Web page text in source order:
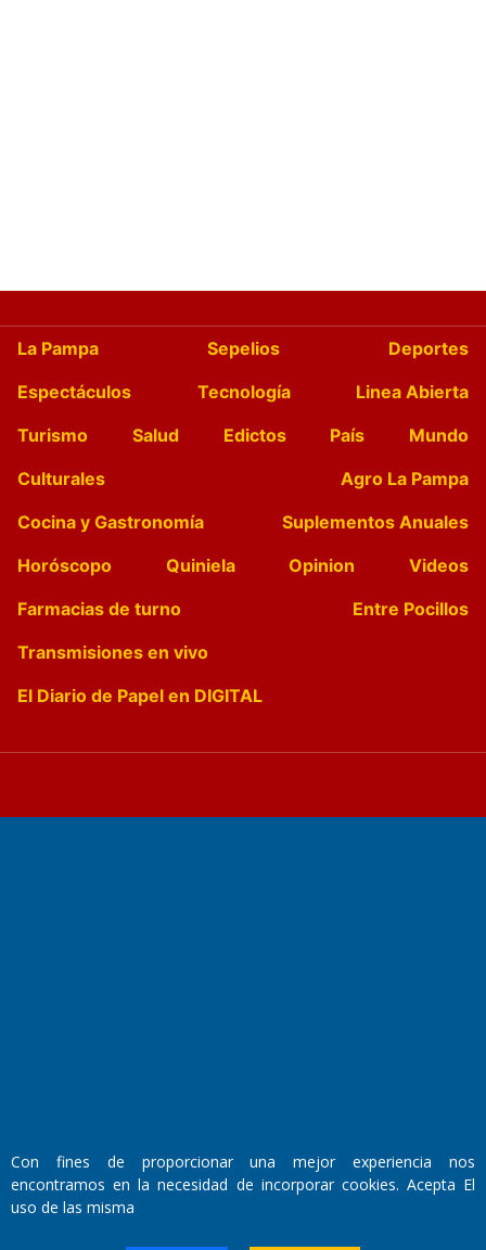
La Pampa Sepelios
Deportes
Espectáculos
Tecnología
Linea Abierta
Turismo
Salud Edictos País
Mundo
Culturales
Agro La Pampa
Cocina y Gastronomía
Suplementos Anuales
Horóscopo
Quiniela Opinion
Videos
Farmacias de turno
Entre Pocillos
Transmisiones en vivo
El Diario de Papel en DIGITAL
Domicilio Legal: José Ingenieros 855,
Con fines de proporcionar una mejor experiencia nos
encontramos en la necesidad de incorporar cookies. Acepta El
uso de las misma